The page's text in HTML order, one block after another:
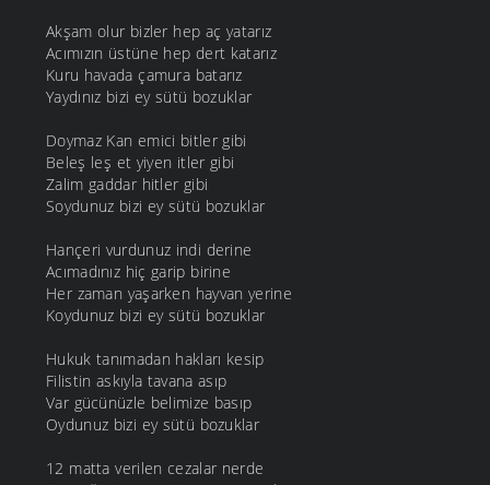
Akşam olur bizler hep aç yatarız
Acımızın üstüne hep dert katarız
Kuru havada çamura batarız
Yaydınız bizi ey sütü bozuklar
Doymaz Kan emici bitler gibi
Beleş leş et yiyen itler gibi
Zalim gaddar hitler gibi
Soydunuz bizi ey sütü bozuklar
Hançeri vurdunuz indi derine
Acımadınız hiç garip birine
Her zaman yaşarken hayvan yerine
Koydunuz bizi ey sütü bozuklar
Hukuk tanımadan hakları kesip
Filistin askıyla tavana asıp
Var gücünüzle belimize basıp
Oydunuz bizi ey sütü bozuklar
12 matta verilen cezalar nerde